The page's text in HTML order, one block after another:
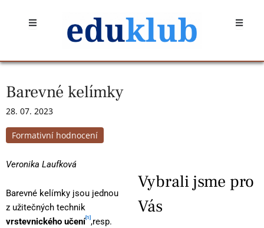
Open Open
Barevné kelímky
28. 07. 2023
Formativní hodnocení
Veronika Laufková
Barevné kelímky jsou jednou
z užitečných technik
vrstevnického učení[1],resp.
Vybrali jsme pro
Vás